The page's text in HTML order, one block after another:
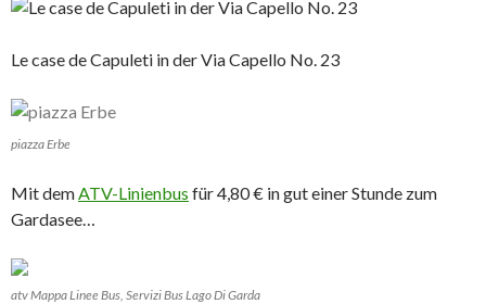
Le case de Capuleti in der Via Capello No. 23
piazza Erbe
Mit demATV-Linienbus für 4,80 € in gut einer Stunde zum
Gardasee…
atv Mappa Linee Bus, Servizi Bus Lago Di Garda